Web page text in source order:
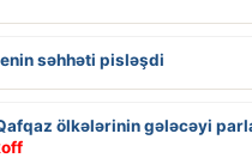
səhhəti pisləşdi
ölkələrinin gələcəyi